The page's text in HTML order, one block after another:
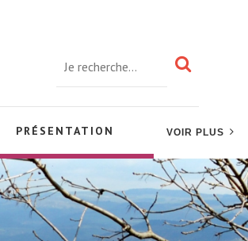
PRÉSENTATION VOIR PLUS